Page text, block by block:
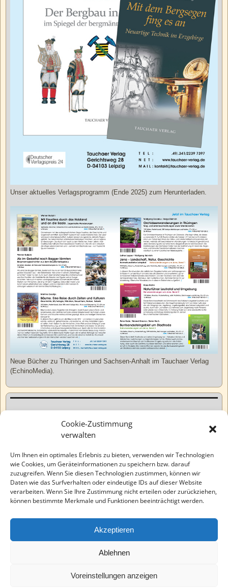
Cookie-Zustimmung
verwalten
Um Ihnen ein optimales Erlebnis zu bieten, verwenden wir Technologien
wie Cookies, um Geräteinformationen zu speichern bzw. darauf
zuzugreifen. Wenn Sie diesen Technologien zustimmen, können wir
Daten wie das Surfverhalten oder eindeutige IDs auf dieser Website
verarbeiten. Wenn Sie Ihre Zustimmung nicht erteilen oder zurückziehen,
können bestimmte Merkmale und Funktionen beeinträchtigt werden.
Akzeptieren
Ablehnen
Voreinstellungen anzeigen
Unser aktuelles Verlagsprogramm (Ende 2025) zum Herunterladen.
Neue Bücher zu Thüringen und Sachsen-Anhalt im Tauchaer Verlag
(EchinoMedia).
Varia